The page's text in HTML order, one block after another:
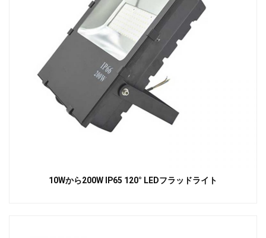
10Wから200W IP65 120° LEDフラッドライト